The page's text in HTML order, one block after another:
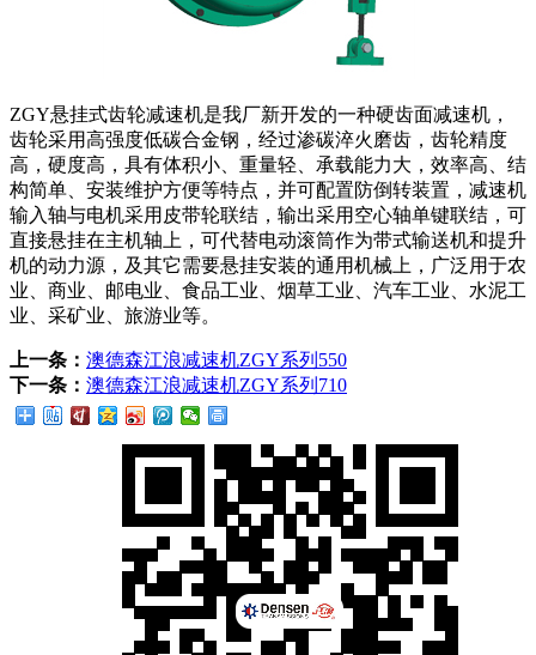
ZGY悬挂式齿轮减速机是我厂新开发的一种硬齿面减速机，
齿轮采用高强度低碳合金钢，经过渗碳淬火磨齿，齿轮精度
高，硬度高，具有体积小、重量轻、承载能力大，效率高、结
构简单、安装维护方便等特点，并可配置防倒转装置，减速机
输入轴与电机采用皮带轮联结，输出采用空心轴单键联结，可
直接悬挂在主机轴上，可代替电动滚筒作为带式输送机和提升
机的动力源，及其它需要悬挂安装的通用机械上，广泛用于农
业、商业、邮电业、食品工业、烟草工业、汽车工业、水泥工
业、采矿业、旅游业等。
上一条： 澳德森江浪减速机ZGY系列550
下一条： 澳德森江浪减速机ZGY系列710